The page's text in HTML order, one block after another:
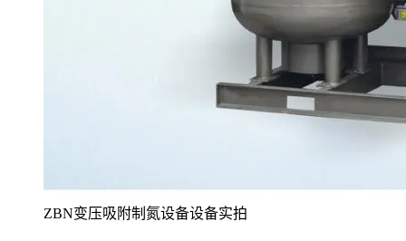
ZBN变压吸附制氮设备设备实拍